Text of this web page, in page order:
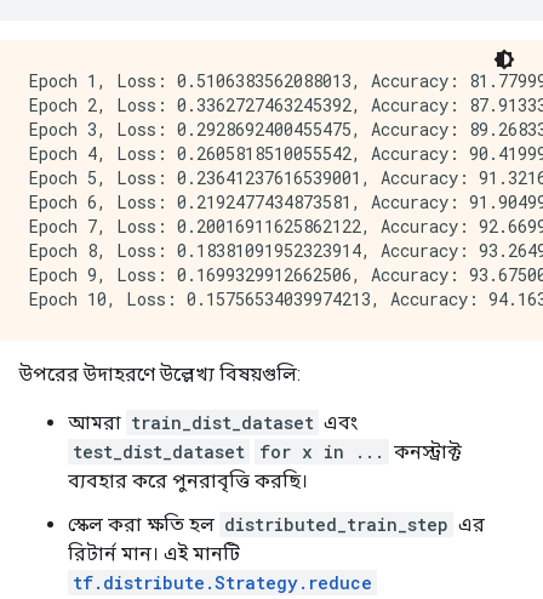
Epoch 1, Loss: 0.5106383562088013, Accuracy:
Epoch 2, Loss: 0.3362727463245392, Accuracy:
Epoch 3, Loss: 0.2928692400455475, Accuracy:
Epoch 4, Loss: 0.2605818510055542, Accuracy:
Epoch 5, Loss: 0.23641237616539001, Accuracy:
Epoch 6, Loss: 0.2192477434873581, Accuracy:
Epoch 7, Loss: 0.20016911625862122, Accuracy:
Epoch 8, Loss: 0.18381091952323914, Accuracy:
Epoch 9, Loss: 0.1699329912662506, Accuracy:
উপরের উদাহরণে উল্লেখ্য বিষয়গুলি:
আমরা train_dist_dataset এবং
test_dist_dataset
for x in ... কনস্ট্রাক্ট
ব্যবহার করে পুনরাবৃত্তি করছি।
স্কেল করা ক্ষতি হল distributed_train_step এর
রিটার্ন মান। এই মানটি
tf.distribute.Strategy.reduce